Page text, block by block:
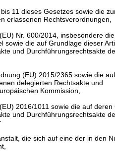
11 dieses Gesetzes sowie die
erlassenen Rechtsverordnungen,
Nr. 600/2014, insbesondere
sowie die auf Grundlage dieser
und Durchführungsrechtsakte
(EU) 2015/2365 sowie die
delegierten Rechtsakte und
Kommission,
2016/1011 sowie die auf deren
und Durchführungsrechtsakte
die sich auf eine der in den